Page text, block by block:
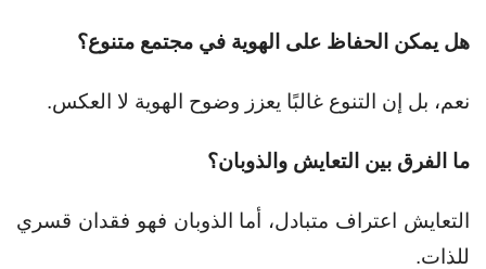
هل يمكن الحفاظ على الهوية في مجتمع متنوع؟
نعم، بل إن التنوع غالبًا يعزز وضوح الهوية لا العكس.
ما الفرق بين التعايش والذوبان؟
التعايش اعتراف متبادل، أما الذوبان فهو فقدان قسري
للذات.